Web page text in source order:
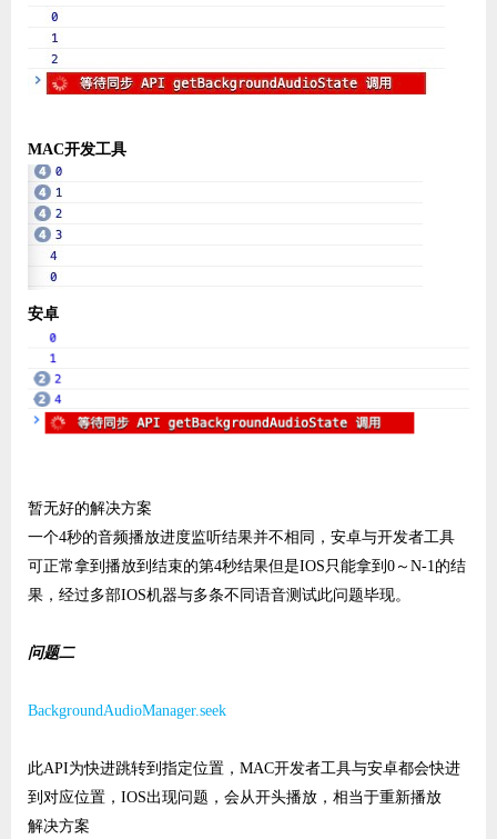
MAC开发工具
安卓
暂无好的解决方案
一个4秒的音频播放进度监听结果并不相同，安卓与开发者工具
可正常拿到播放到结束的第4秒结果但是IOS只能拿到0～N-1的结
果，经过多部IOS机器与多条不同语音测试此问题毕现。
问题二
BackgroundAudioManager.seek
此API为快进跳转到指定位置，MAC开发者工具与安卓都会快进
到对应位置，IOS出现问题，会从开头播放，相当于重新播放
解决方案